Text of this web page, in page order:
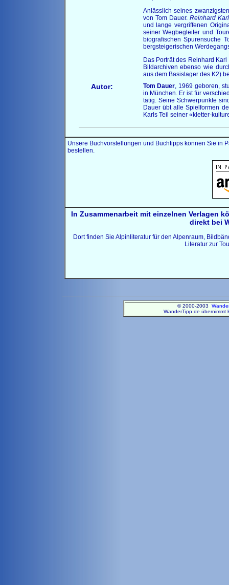
Anlässlich seines
von Tom Dauer.Reinhard
und lange vergriffenen
seiner Wegbegleiter und
biografischen Spurensuche
bergsteigerischen
Das Porträt des Reinhard
Bildarchiven ebenso wie
aus dem Basislager des K2)
Autor: Tom Dauer, 1969 geboren,
in München. Er ist für
tätig. Seine Schwerpunkte
Dauer übt alle Spielformen
Karls Teil seiner «kletter-
Unsere Buchvorstellungen und Buchtipps können Sie in
bestellen.
In Zusammenarbeit mit einzelnen Verlagen
direkt bei
Dort finden Sie Alpinliteratur für den Alpenraum,
Literatur zur
© 2000-2003
WanderTipp.de übernimmt